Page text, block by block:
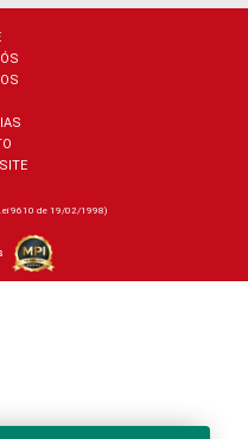
SITE
9610 de 19/02/1998)